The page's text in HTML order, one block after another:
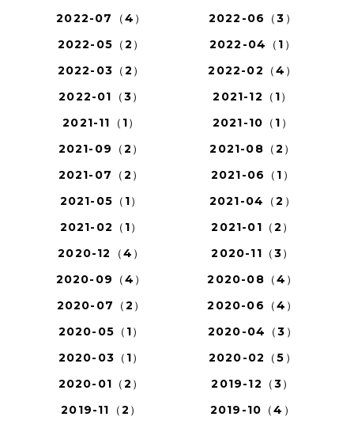
2022-07（4）
2022-06（3）
2022-05（2）
2022-04（1）
2022-03（2）
2022-02（4）
2022-01（3）
2021-12（1）
2021-11（1）
2021-10（1）
2021-09（2）
2021-08（2）
2021-07（2）
2021-06（1）
2021-05（1）
2021-04（2）
2021-02（1）
2021-01（2）
2020-12（4）
2020-11（3）
2020-09（4）
2020-08（4）
2020-07（2）
2020-06（4）
2020-05（1）
2020-04（3）
2020-03（1）
2020-02（5）
2020-01（2）
2019-12（3）
2019-11（2）
2019-10（4）